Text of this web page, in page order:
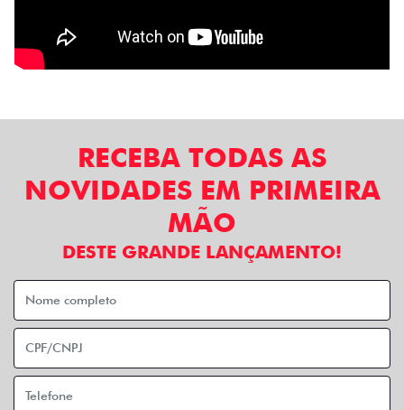
RECEBA TODAS AS
NOVIDADES EM PRIMEIRA
MÃO
DESTE GRANDE LANÇAMENTO!